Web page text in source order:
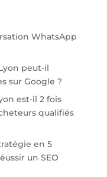
WhatsApp
peut-il
sur Google ?
est-il 2 fois
qualifiés
en 5
un SEO